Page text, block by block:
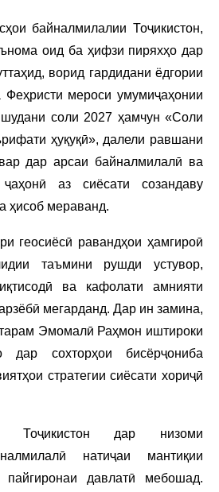
байналмилалии Тоҷикистон,
оид ба ҳифзи пиряхҳо дар
ворид гардидани ёдгории
Феҳристи мероси умумиҷаҳонии
соли 2027 ҳамчун «Соли
ҳуқуқӣ», далели равшани
дар арсаи байналмилалӣ ва
аз сиёсати созандаву
ҳисоб мераванд.
геосиёсӣ равандҳои ҳамгироӣ
таъмини рушди устувор,
ва кафолати амнияти
мегарданд. Дар ин замина,
Эмомалӣ Раҳмон иштироки
дар сохторҳои бисёрҷониба
стратегии сиёсати хориҷӣ
Тоҷикистон дар низоми
натиҷаи мантиқии
пайгиронаи давлатӣ мебошад.